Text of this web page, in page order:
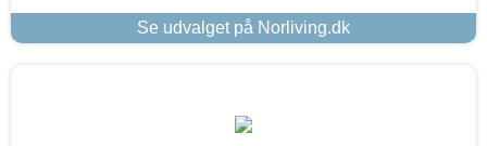
Se udvalget på Norliving.dk